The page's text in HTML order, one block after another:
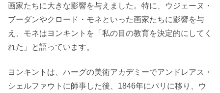
画家たちに大きな影響を与えました。特に、ウジェーヌ・
ブーダンやクロード・モネといった画家たちに影響を与
え、モネはヨンキントを「私の目の教育を決定的にしてく
れた」と語っています。
ヨンキントは、ハーグの美術アカデミーでアンドレアス・
シェルファウトに師事した後、1846年にパリに移り、ウ